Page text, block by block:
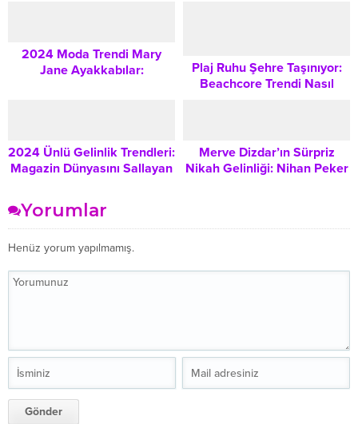
2024 Moda Trendi Mary
Jane Ayakkabılar:
Plaj Ruhu Şehre Taşınıyor:
Beachcore Trendi Nasıl
2024 Ünlü Gelinlik Trendleri:
Magazin Dünyasını Sallayan
Merve Dizdar’ın Sürpriz
Nikah Gelinliği: Nihan Peker
Yorumlar
Henüz yorum yapılmamış.